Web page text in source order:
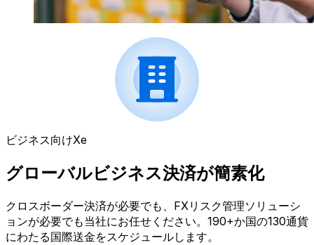
ビジネス向けXe
グローバルビジネス決済が簡素化
クロスボーダー決済が必要でも、FXリスク管理ソリューシ
ョンが必要でも当社にお任せください。190+か国の130通貨
にわたる国際送金をスケジュールします。